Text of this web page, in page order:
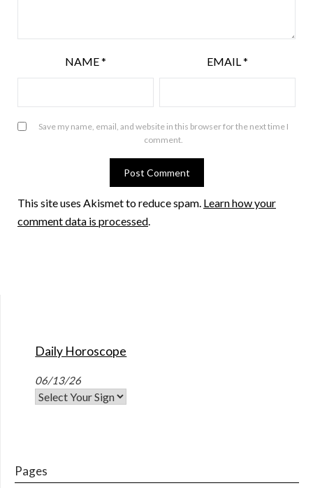
NAME* EMAIL*
Save my name, email, and website in this browser for the next time I
comment.
This site uses Akismet to reduce spam. Learn how your
comment data is processed.
Daily Horoscope
06/13/26
Pages